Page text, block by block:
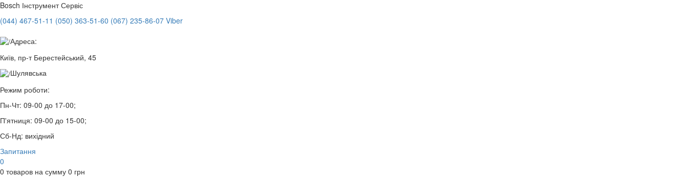
Bosch Інструмент Сервіс
(044) 467-51-11 (050) 363-51-60 (067) 235-86-07 Viber
Адреса:
Київ, пр-т Берестейський, 45
Шулявська
Режим роботи:
Пн-Чт: 09-00 до 17-00;
П'ятниця: 09-00 до 15-00;
Сб-Нд: вихідний
Запитання
0
0 товаров на сумму 0 грн